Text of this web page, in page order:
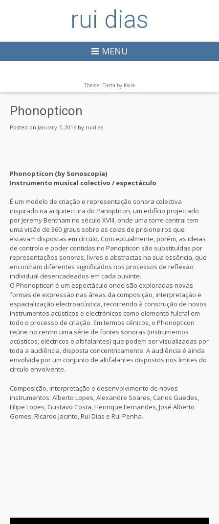
rui dias
MENU
Theme: Electa by Kaira
Phonopticon
Posted on January 7, 2016 by ruidias
Phonopticon (by Sonoscopia)
Instrumento musical colectivo / espectáculo
É um modelo de criação e representação sonora colectiva
inspirado na arquitectura do Panopticon, um edifício projectado
por Jeremy Bentham no século XVIII, onde uma torre central tem
uma visão de 360 graus sobre as celas de prisioneiros que
estavam dispostas em círculo. Conceptualmente, porém, as ideias
de controlo e poder contidas no Panopticon são substituídas por
representações sonoras, livres e abstractas na sua essência, que
encontram diferentes significados nos processos de reflexão
individual desencadeados em cada ouvinte.
O Phonopticon é um espectáculo onde são exploradas novas
formas de expressão nas áreas da composição, interpretação e
espacialização electroacústica, recorrendo à construção de novos
instrumentos acústicos e electrónicos como elemento fulcral em
todo o processo de criação. Em termos cénicos, o Phonopticon
reúne no centro uma série de fontes sonoras (instrumentos
acústicos, eléctricos e altifalantes) que podem ser visualizadas por
toda a audiência, disposta concentricamente. A audiência é ainda
envolvida por um conjunto de altifalantes dispostos nos limites do
círculo envolvente.
Composição, interpretação e desenvolvimento de novos
instrumentos: Alberto Lopes, Alexandre Soares, Carlos Guedes,
Filipe Lopes, Gustavo Costa, Henrique Fernandes, José Alberto
Gomes, Ricardo Jacinto, Rui Dias e Rui Penha.